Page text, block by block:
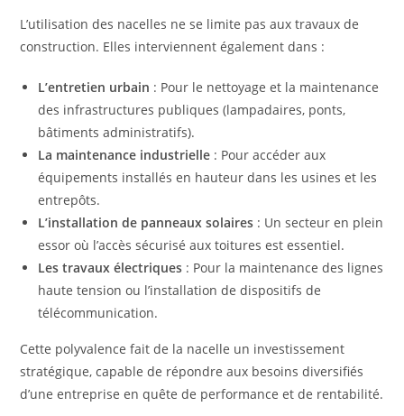
L’utilisation des nacelles ne se limite pas aux travaux de
construction. Elles interviennent également dans :
L’entretien urbain : Pour le nettoyage et la maintenance
des infrastructures publiques (lampadaires, ponts,
bâtiments administratifs).
La maintenance industrielle : Pour accéder aux
équipements installés en hauteur dans les usines et les
entrepôts.
L’installation de panneaux solaires : Un secteur en plein
essor où l’accès sécurisé aux toitures est essentiel.
Les travaux électriques : Pour la maintenance des lignes
haute tension ou l’installation de dispositifs de
télécommunication.
Cette polyvalence fait de la nacelle un investissement
stratégique, capable de répondre aux besoins diversifiés
d’une entreprise en quête de performance et de rentabilité.